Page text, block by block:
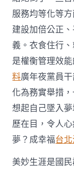
服務均等化等
建設加倍公正
義。衣食住行
是權衡管理效能
料廣年夜黨員干
化為務實舉措
想起自己墜入
歷在目，令人
夢？成幸福台
美妙生涯是國